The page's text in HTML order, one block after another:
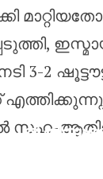
2
സഹ-
ൽ